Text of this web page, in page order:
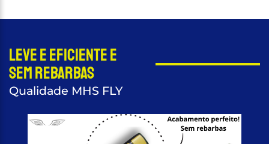
Leve e eficiente e
sem rebarbas
Qualidade MHS FLY